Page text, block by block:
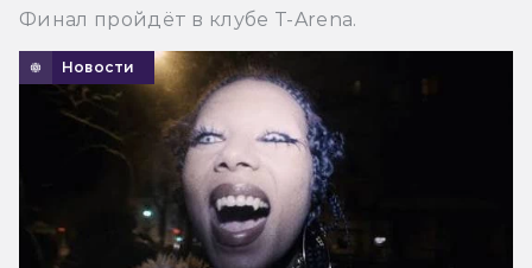
Финал пройдёт в клубе T-Arena.
Новости